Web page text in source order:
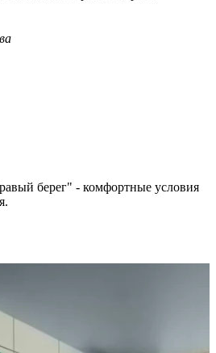
берег" - комфортные условия